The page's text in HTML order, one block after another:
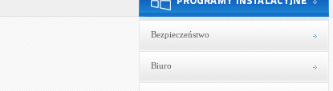
Bezpieczeństwo
Biuro